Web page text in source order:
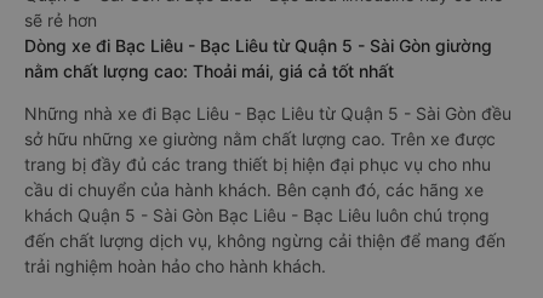
sẽ rẻ hơn
Dòng xe đi Bạc Liêu - Bạc Liêu từ Quận 5 - Sài Gòn giường
nằm chất lượng cao: Thoải mái, giá cả tốt nhất
Những nhà xe đi Bạc Liêu - Bạc Liêu từ Quận 5 - Sài Gòn đều
sở hữu những xe giường nằm chất lượng cao. Trên xe được
trang bị đầy đủ các trang thiết bị hiện đại phục vụ cho nhu
cầu di chuyển của hành khách. Bên cạnh đó, các hãng xe
khách Quận 5 - Sài Gòn Bạc Liêu - Bạc Liêu luôn chú trọng
đến chất lượng dịch vụ, không ngừng cải thiện để mang đến
trải nghiệm hoàn hảo cho hành khách.